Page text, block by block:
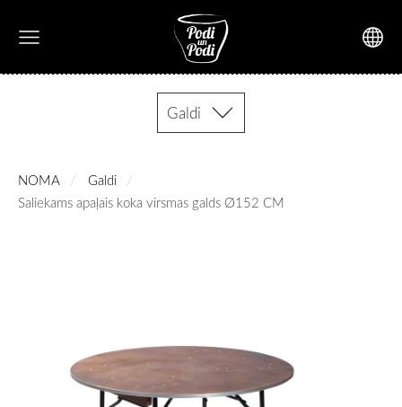
Galdi
NOMA
Galdi
Saliekams apaļais koka virsmas galds Ø152 CM